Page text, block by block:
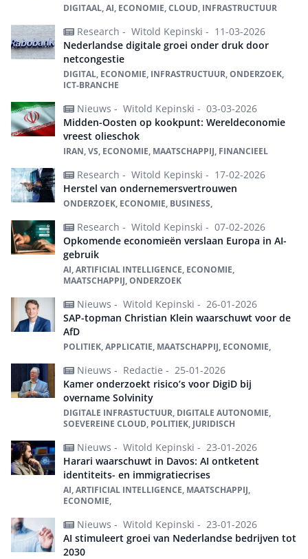
DIGITAAL, AI, ECONOMIE, CLOUD, INFRASTRUCTUUR
Research - Witold Kepinski - 11-03-2026
Nederlandse digitale groei onder druk door
netcongestie
DIGITAL, ECONOMIE, INFRASTRUCTUUR, ONDERZOEK,
ICT-BRANCHE
Nieuws - Witold Kepinski - 03-03-2026
Midden-Oosten op kookpunt: Wereldeconomie
vreest olieschok
IRAN, VS, ECONOMIE, MAATSCHAPPIJ, FINANCIEEL
Research - Witold Kepinski - 17-02-2026
Herstel van ondernemersvertrouwen
ONDERZOEK, ECONOMIE, BUSINESS,
Research - Witold Kepinski - 07-02-2026
Opkomende economieën verslaan Europa in AI-
gebruik
AI, ARTIFICIAL INTELLIGENCE, ECONOMIE,
MAATSCHAPPIJ, ONDERZOEK
Nieuws - Witold Kepinski - 26-01-2026
SAP-topman Christian Klein waarschuwt voor de
AfD
POLITIEK, APPLICATIE, MAATSCHAPPIJ, ECONOMIE,
Nieuws - Redactie - 25-01-2026
Kamer onderzoekt risico’s voor DigiD bij
overname Solvinity
DIGITALE INFRASTUCTUUR, DIGITALE AUTONOMIE,
SOEVEREINE CLOUD, POLITIEK, JURIDISCH
Nieuws - Witold Kepinski - 23-01-2026
Harari waarschuwt in Davos: AI ontketent
identiteits- en immigratiecrises
AI, ARTIFICIAL INTELLIGENCE, MAATSCHAPPIJ,
ECONOMIE,
Nieuws - Witold Kepinski - 23-01-2026
AI stimuleert groei van Nederlandse bedrijven tot
2030